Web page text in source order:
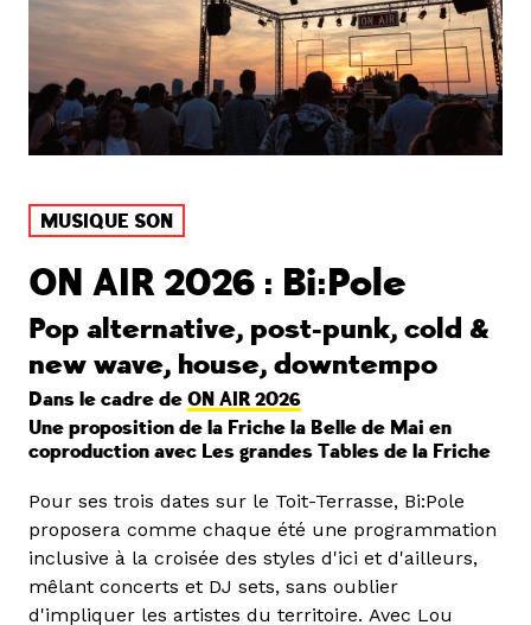
MUSIQUE SON
ON AIR 2026 : Bi:Pole
Pop alternative, post-punk, cold &
new wave, house, downtempo
Dans le cadre de ON AIR 2026
Une proposition de la Friche la Belle de Mai en
coproduction avec Les grandes Tables de la Friche
Pour ses trois dates sur le Toit-Terrasse, Bi:Pole
proposera comme chaque été une programmation
inclusive à la croisée des styles d'ici et d'ailleurs,
mêlant concerts et DJ sets, sans oublier
d'impliquer les artistes du territoire. Avec Lou